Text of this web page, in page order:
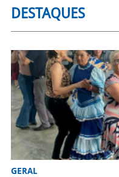
DESTAQUES
GERAL